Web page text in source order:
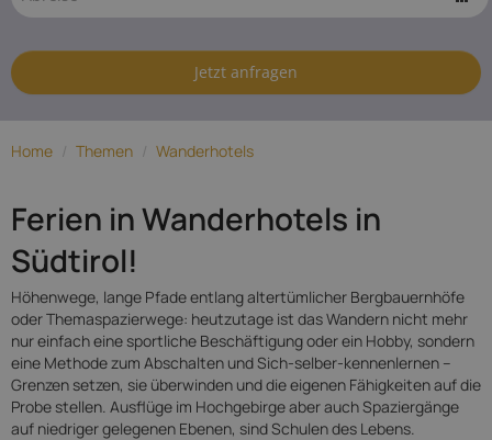
Wanderhotels
in SüdtirolJetzt anfragen
Home / Themen / Wanderhotels
Ferien in Wanderhotels in
Südtirol!
Höhenwege, lange Pfade entlang altertümlicher Bergbauernhöfe
oder Themaspazierwege: heutzutage ist das Wandern nicht mehr
nur einfach eine sportliche Beschäftigung oder ein Hobby, sondern
eine Methode zum Abschalten und Sich-selber-kennenlernen –
Grenzen setzen, sie überwinden und die eigenen Fähigkeiten auf die
Probe stellen. Ausflüge im Hochgebirge aber auch Spaziergänge
auf niedriger gelegenen Ebenen, sind Schulen des Lebens.